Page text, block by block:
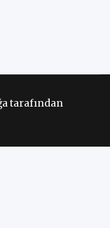
tarafından